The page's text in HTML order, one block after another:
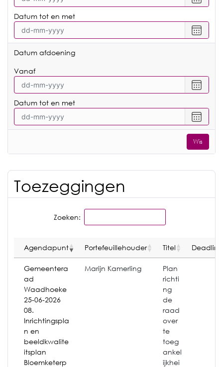
een
vanaf
Datum tot en met
een
met
Datum afdoening
vanaf
een
vanaf
Datum tot en met
een
datum
tot
en
Wis
Toezeggingen
Zoeken:
Agendapunt Portefeuillehouder Titel Deadline
Gemeentera
ad
Waadhoeke
25-06-2026
08.
Inrichtingspla
n en
beeldkwalite
itsplan
Bloemketerp
Marijn Kamerling
Plan
richti
ng
de
raad
over
te
toeg
ankel
ijkhei